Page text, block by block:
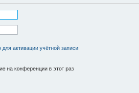
активации учётной записи
на конференции в этот раз